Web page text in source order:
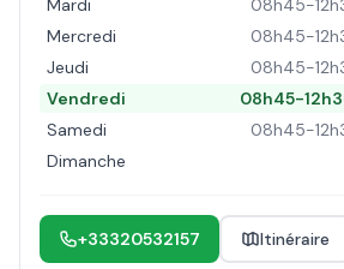
Mardi
08h45-
Mercredi
08h45-
Jeudi
08h45-
Vendredi
08h45-
Samedi
08h45-
Dimanche
+33320532157 Itinéraire